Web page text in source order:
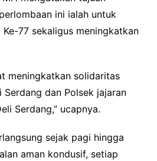
ini ialah untuk
Ke-77 sekaligus meningkatkan
meningkatkan solidaritas
dan Polsek jajaran
Serdang,” ucapnya.
sejak pagi hingga
aman kondusif, setiap